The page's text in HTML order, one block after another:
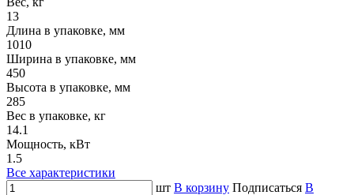
13
Длина в упаковке, мм
1010
Ширина в упаковке, мм
450
Высота в упаковке, мм
285
Вес в упаковке, кг
14.1
Мощность, кВт
1.5
Все характеристики
шт В корзину Подписаться В